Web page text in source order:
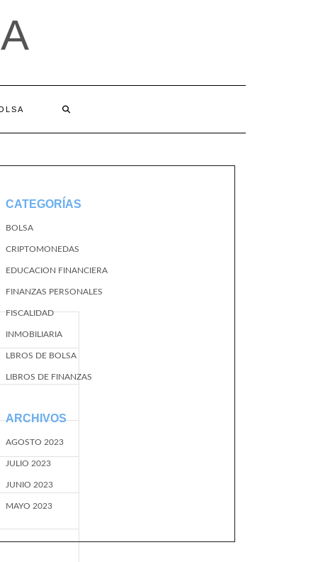
CATEGORÍAS
BOLSA
CRIPTOMONEDAS
EDUCACION FINANCIERA
FINANZAS PERSONALES
FISCALIDAD
INMOBILIARIA
LBROS DE BOLSA
LIBROS DE FINANZAS
ARCHIVOS
AGOSTO 2023
JULIO 2023
JUNIO 2023
MAYO 2023